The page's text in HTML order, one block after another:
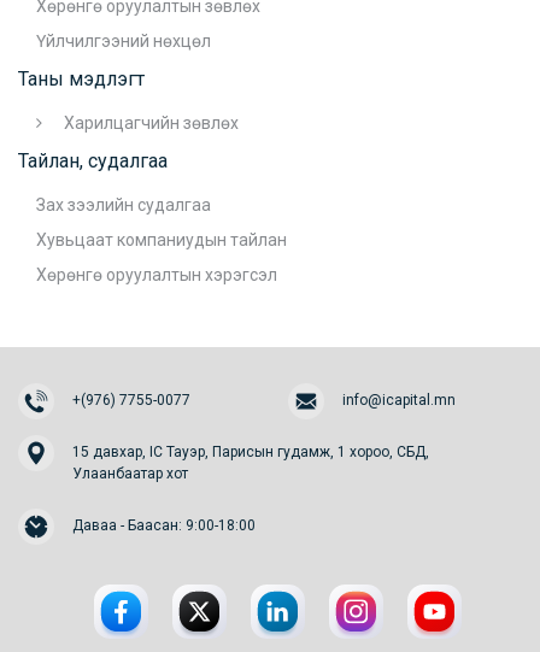
Хөрөнгө оруулалтын зөвлөх
Үйлчилгээний нөхцөл
Таны мэдлэгт
Харилцагчийн зөвлөх
Тайлан, судалгаа
Зах зээлийн судалгаа
Хувьцаат компаниудын тайлан
Хөрөнгө оруулалтын хэрэгсэл
+(976) 7755-0077 info@icapital.mn
15 давхар, IC Тауэр, Парисын гудамж, 1 хороо, СБД,
Улаанбаатар хот
Даваа - Баасан: 9:00-18:00